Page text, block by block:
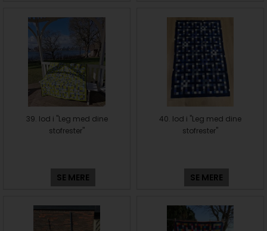
39. lod i "Leg med dine
stofrester"
SE MERE
40. lod i "Leg med dine
stofrester"
SE MERE